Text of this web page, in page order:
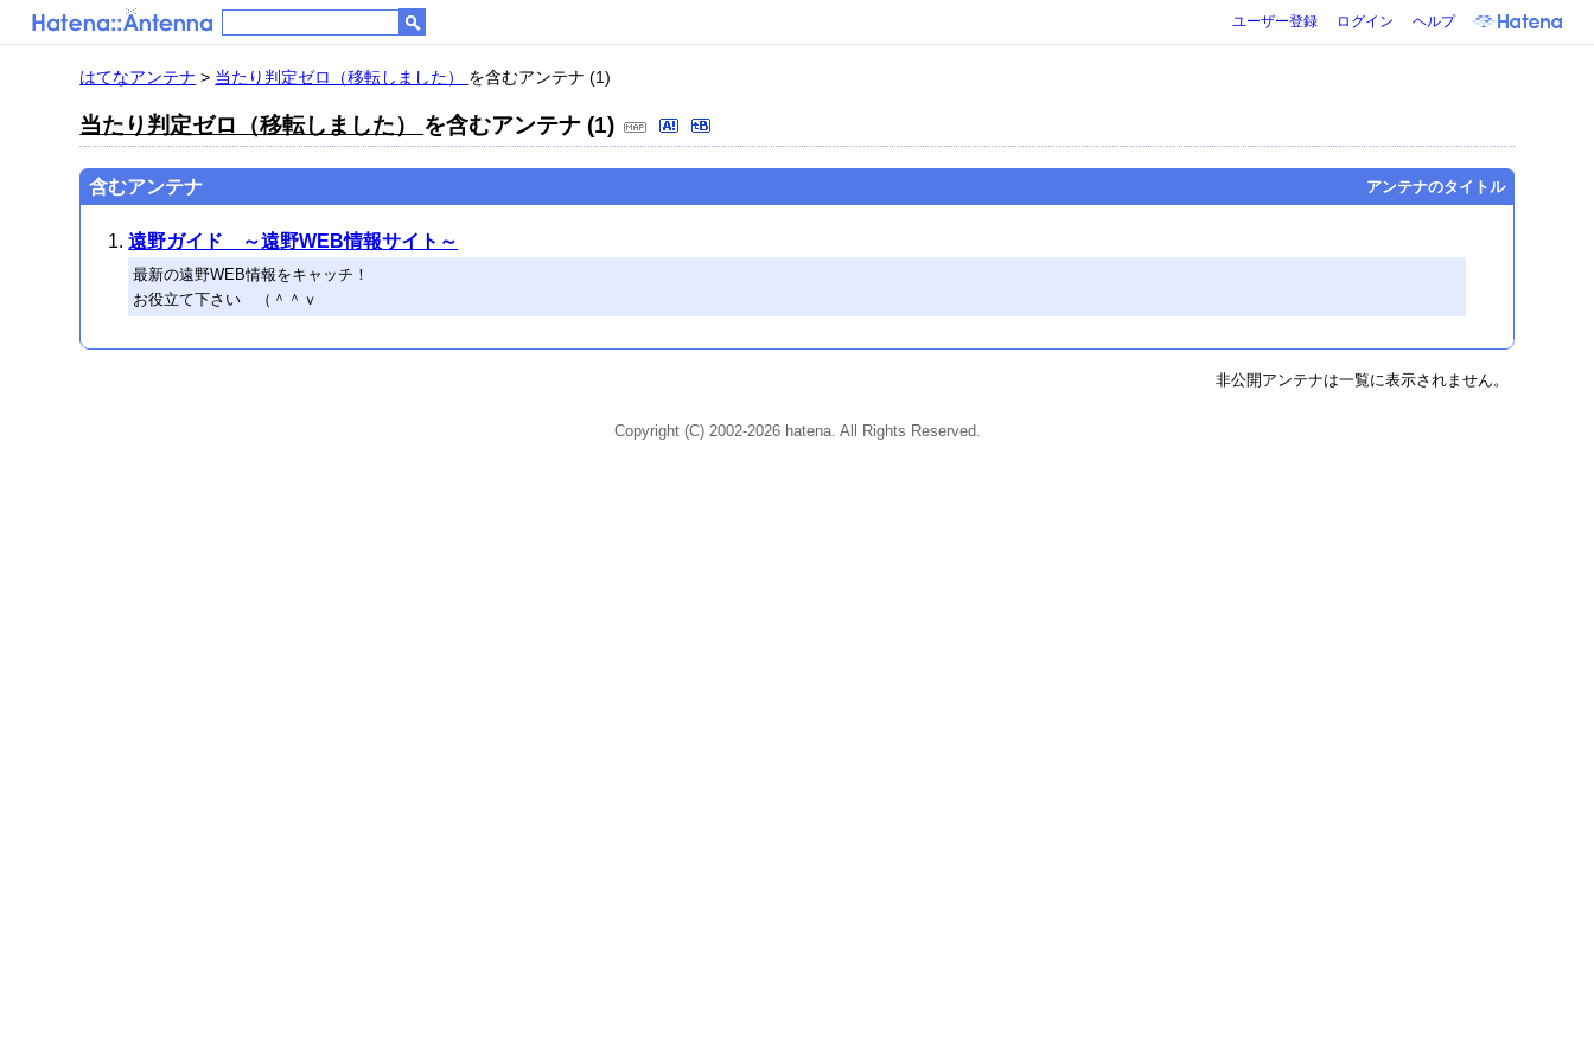
ユーザー登録 ログイン ヘルプ
はてなアンテナ > 当たり判定ゼロ（移転しました） を含むアンテナ (1)
当たり判定ゼロ（移転しました） を含むアンテナ (1)
含むアンテナ アンテナのタイトル
遠野ガイド ～遠野WEB情報サイト～
最新の遠野WEB情報をキャッチ！
お役立て下さい （＾＾ｖ
非公開アンテナは一覧に表示されません。
Copyright (C) 2002-2026 hatena. All Rights Reserved.